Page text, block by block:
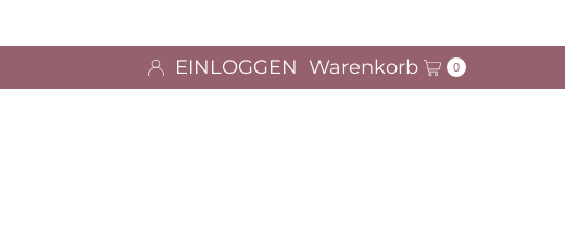
EINLOGGEN Warenkorb 0